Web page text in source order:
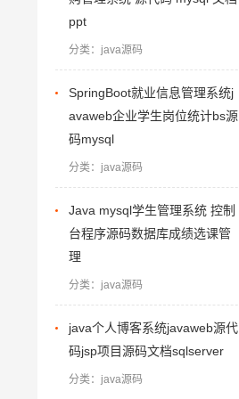
ppt
分类：java源码
SpringBoot就业信息管理系统j
avaweb企业学生岗位统计bs源
码mysql
分类：java源码
Java mysql学生管理系统 控制
台程序源码数据库成绩选课管
理
分类：java源码
java个人博客系统javaweb源代
码jsp项目源码文档sqlserver
分类：java源码